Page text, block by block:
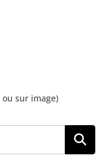
ou sur image)